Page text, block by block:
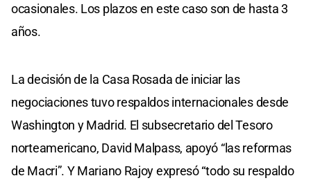
ocasionales. Los plazos en este caso son de hasta 3
años.
La decisión de la Casa Rosada de iniciar las
negociaciones tuvo respaldos internacionales desde
Washington y Madrid. El subsecretario del Tesoro
norteamericano, David Malpass, apoyó “las reformas
de Macri”. Y Mariano Rajoy expresó “todo su respaldo